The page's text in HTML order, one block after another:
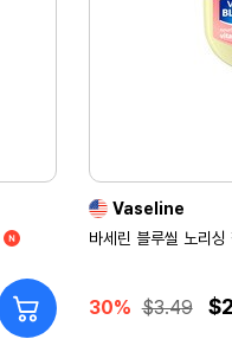
Vaseline
바세린 블루씰 노리
30% $3.49